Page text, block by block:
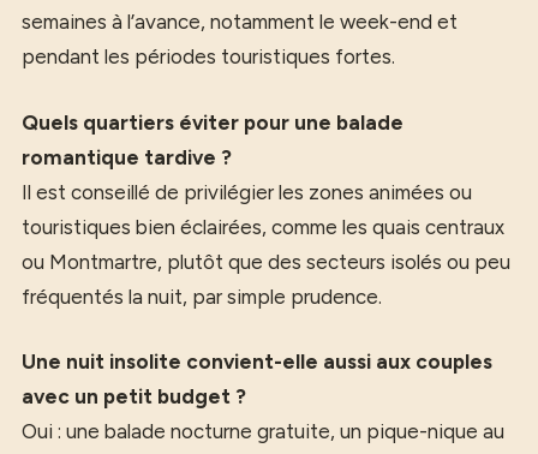
semaines à l’avance, notamment le week-end et
pendant les périodes touristiques fortes.
Quels quartiers éviter pour une balade
romantique tardive ?
Il est conseillé de privilégier les zones animées ou
touristiques bien éclairées, comme les quais centraux
ou Montmartre, plutôt que des secteurs isolés ou peu
fréquentés la nuit, par simple prudence.
Une nuit insolite convient-elle aussi aux couples
avec un petit budget ?
Oui : une balade nocturne gratuite, un pique-nique au